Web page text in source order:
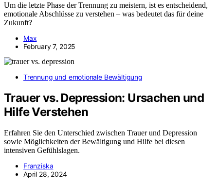
Um die letzte Phase der Trennung zu meistern, ist es entscheidend,
emotionale Abschlüsse zu verstehen – was bedeutet das für deine
Zukunft?
Max
February 7, 2025
Trennung und emotionale Bewältigung
Trauer vs. Depression: Ursachen und
Hilfe Verstehen
Erfahren Sie den Unterschied zwischen Trauer und Depression
sowie Möglichkeiten der Bewältigung und Hilfe bei diesen
intensiven Gefühlslagen.
Franziska
April 28, 2024